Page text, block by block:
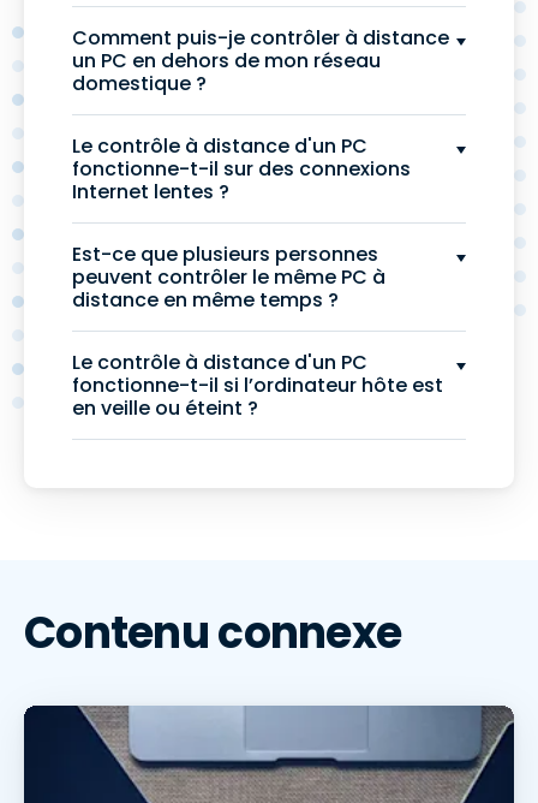
Comment puis-je contrôler à distance
un PC en dehors de mon réseau
domestique ?
Le contrôle à distance d'un PC
fonctionne-t-il sur des connexions
Internet lentes ?
Est-ce que plusieurs personnes
peuvent contrôler le même PC à
distance en même temps ?
Le contrôle à distance d'un PC
fonctionne-t-il si l’ordinateur hôte est
en veille ou éteint ?
Contenu connexe